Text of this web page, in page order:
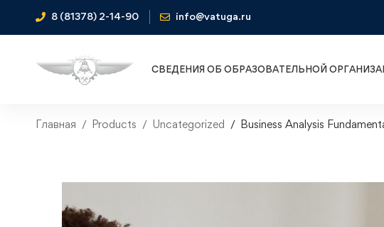
8 (81378) 2-14-90 info@vatuga.ru
СВЕДЕНИЯ ОБ ОБРАЗОВАТЕЛЬНОЙ
Главная Products Uncategorized Business Analysis